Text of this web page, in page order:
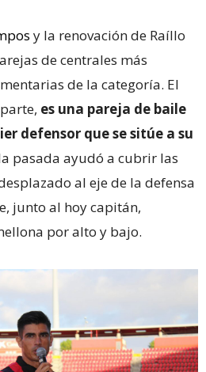
y la renovación de Raíllo
de centrales más
de la categoría. El
es una pareja de baile
defensor que se sitúe a su
pasada ayudó a cubrir las
al eje de la defensa
junto al hoy capitán,
por alto y bajo.